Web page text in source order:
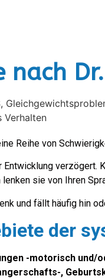
nach
Reihe von
verzögert.
sie von Ihren
und fällt häufig hin
der
-motorisch und/
,